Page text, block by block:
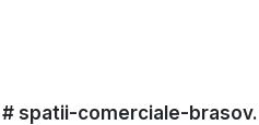
# spatii-comerciale-